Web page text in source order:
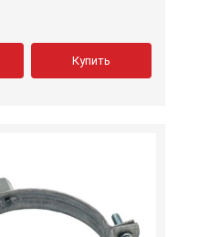
Купить